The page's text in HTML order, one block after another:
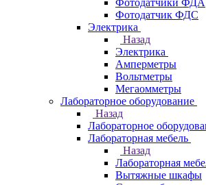
Фотодатчики ФДА
Фотодатчик ФДС
Электрика
Назад
Электрика
Амперметры
Вольтметры
Мегаомметры
Лабораторное оборудование
Назад
Лабораторное
Лабораторная мебель
Назад
Лабораторная
Вытяжные шкафы